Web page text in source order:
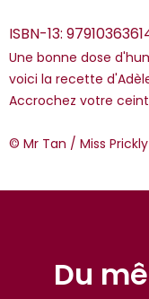
ISBN-13:
Une bonne dose
voici la recette
Accrochez votre
© Mr Tan / Miss
*Guests cannot
Du